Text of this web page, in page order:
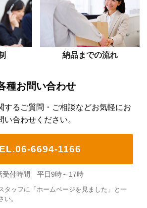
納品までの流れ
種お問い合わせ
するご質問・ご相談などお気軽にお
い合わせください。
6694-1166
受付時間 平日9時～17時
タッフに「ホームページを見ました」と一
い。